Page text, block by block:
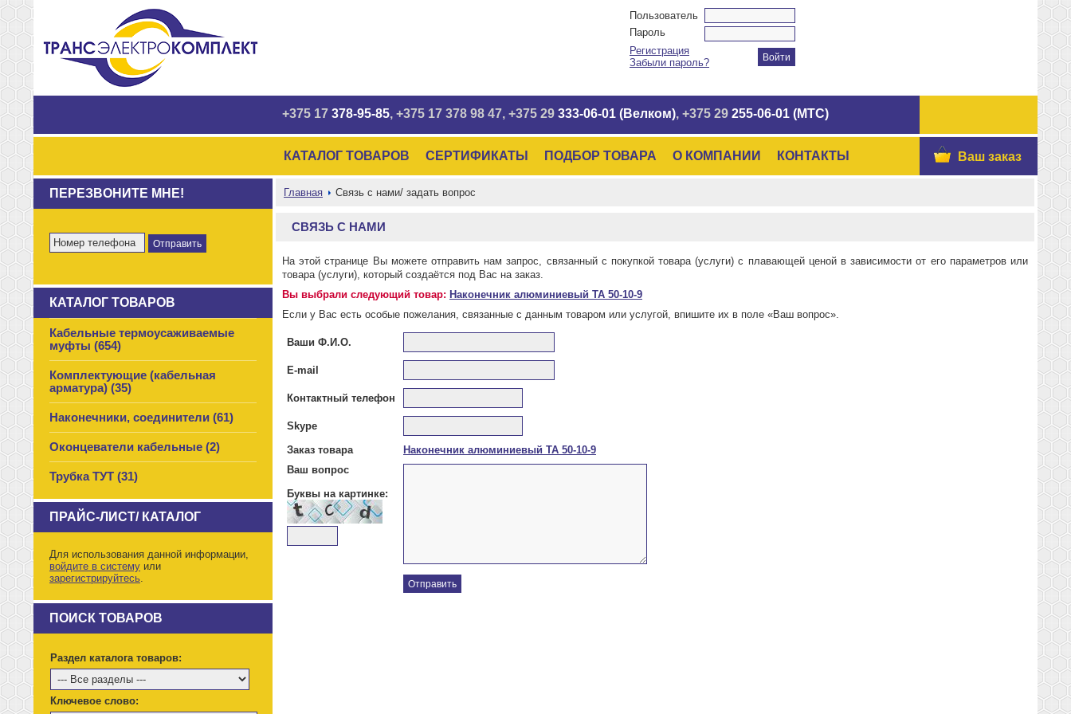
Пользователь
Пароль
Регистрация
Забыли пароль?
+375 17 378-95-85, +375 17 378 98 47, +375 29 333-06-01 (Велком), +375 29 255-06-01 (МТС)
Ваш заказ
КАТАЛОГ ТОВАРОВ СЕРТИФИКАТЫ ПОДБОР ТОВАРА О КОМПАНИИ КОНТАКТЫ
ПЕРЕЗВОНИТЕ МНЕ!
КАТАЛОГ ТОВАРОВ
Кабельные термоусаживаемые
муфты (654)
Комплектующие (кабельная
арматура) (35)
Наконечники, соединители (61)
Оконцеватели кабельные (2)
Трубка ТУТ (31)
ПРАЙС-ЛИСТ/ КАТАЛОГ
Для использования данной информации,
войдите в систему или
зарегистрируйтесь.
ПОИСК ТОВАРОВ
Раздел каталога товаров:
Ключевое слово:
Главная Связь с нами/ задать вопрос
СВЯЗЬ С НАМИ
На этой странице Вы можете отправить нам запрос, связанный с покупкой товара (услуги) с плавающей ценой в зависимости от его параметров или
товара (услуги), который создаётся под Вас на заказ.
Вы выбрали следующий товар: Наконечник алюминиевый ТА 50-10-9
Если у Вас есть особые пожелания, связанные с данным товаром или услугой, впишите их в поле «Ваш вопрос».
Ваши Ф.И.О.
E-mail
Контактный телефон
Skype
Заказ товара
Наконечник алюминиевый ТА 50-10-9
Ваш вопрос
Буквы на картинке: